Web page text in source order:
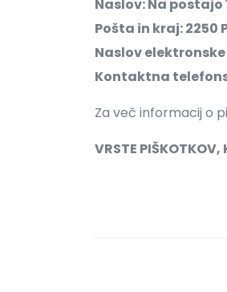
Naslov: Na postajo
Pošta in kraj: 2250
Naslov
Kontaktna
Za več informacij o
VRSTE